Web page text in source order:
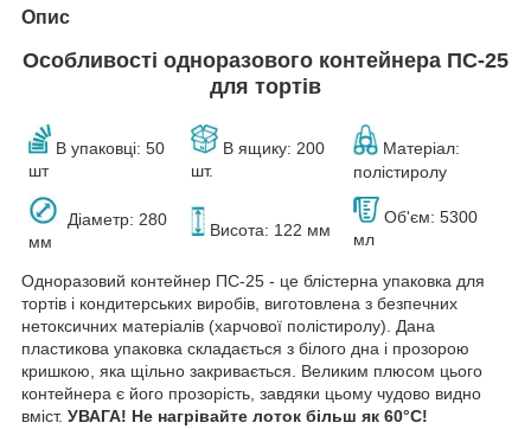
Опис
Особливості одноразового контейнера ПС-25
для тортів
В упаковці: 50
шт
В ящику: 200
шт.
Матеріал:
полістиролу
Діаметр: 280
мм
Висота: 122 мм
Об'єм: 5300
мл
Одноразовий контейнер ПС-25 - це блістерна упаковка для
тортів і кондитерських виробів, виготовлена з безпечних
нетоксичних матеріалів (харчової полістиролу). Дана
пластикова упаковка складається з білого дна і прозорою
кришкою, яка щільно закривається. Великим плюсом цього
контейнера є його прозорість, завдяки цьому чудово видно
вміст. УВАГА! Не нагрівайте лоток більш як 60°C!